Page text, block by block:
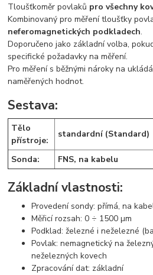
Tloušťkoměr povlaků pro všechny
Kombinovaný pro měření tloušťky
neferomagnetických podkladech.
Doporučeno jako základní volba,
specifické požadavky na měření.
Pro měření s běžnými nároky na
naměřených hodnot.
Sestava:
Tělo
přístroje:
standardní (Standard)
Sonda: FNS, na kabelu
Základní vlastnosti:
Provedení sondy: přímá, na
Měřicí rozsah: 0 ÷ 1500 µm
Podklad: železné i neželezné
Povlak: nemagnetický na
neželezných kovech
Zpracování dat: základní